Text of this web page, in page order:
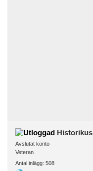
Historikus
Avslutat konto
Veteran
Antal inlägg: 508